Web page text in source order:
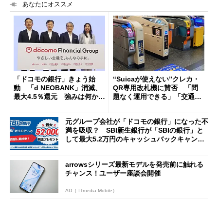
あなたにオススメ
「ドコモの銀行」きょう始
動 「d NEOBANK」消滅、
最大4.5％還元 強みは何か解
“Suicaが使えない”クレカ・
QR専用改札機に賛否 「問
題なく運用できる」「交通系I
元グループ会社が「ドコモの銀行」になった不
満を吸収？ SBI新生銀行が「SBIの銀行」と
して最大5.2万円のキャッシュバックキャンペ
arrowsシリーズ最新モデルを発売前に触れる
チャンス！ユーザー座談会開催
AD（ ITmedia Mobile）